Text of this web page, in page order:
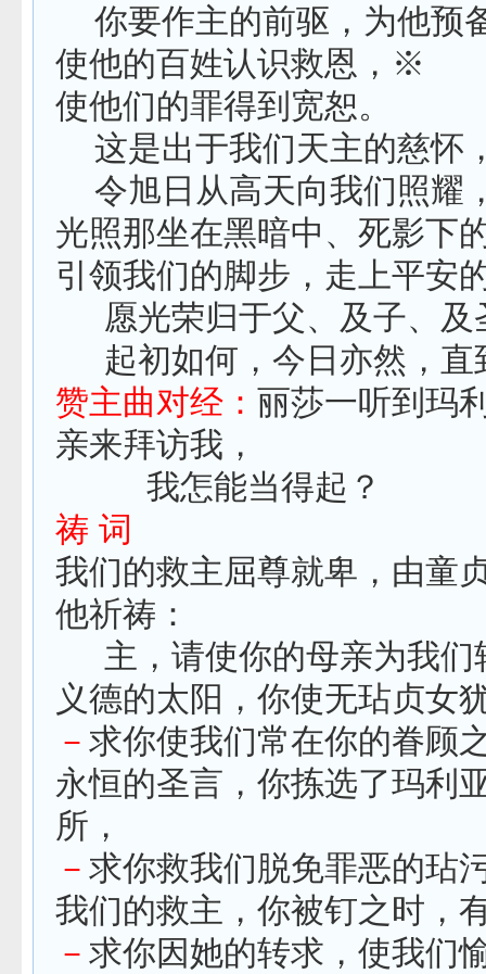
你要作主的前驱，为他预
使他的百姓认识救恩，※
使他们的罪得到宽恕。
这是出于我们天主的慈怀
令旭日从高天向我们照耀
光照那坐在黑暗中、死影下
引领我们的脚步，走上平安
愿光荣归于父、及子、及
起初如何，今日亦然，直
赞主曲对经： 丽莎一听到玛
亲来拜访我，
我怎能当得起？
祷 词
我们的救主屈尊就卑，由童
他祈祷：
主，请使你的母亲为我们
义德的太阳，你使无玷贞女
－ 求你使我们常在你的眷顾
永恒的圣言，你拣选了玛利
所，
－ 求你救我们脱免罪恶的玷
我们的救主，你被钉之时，
－ 求你因她的转求，使我们